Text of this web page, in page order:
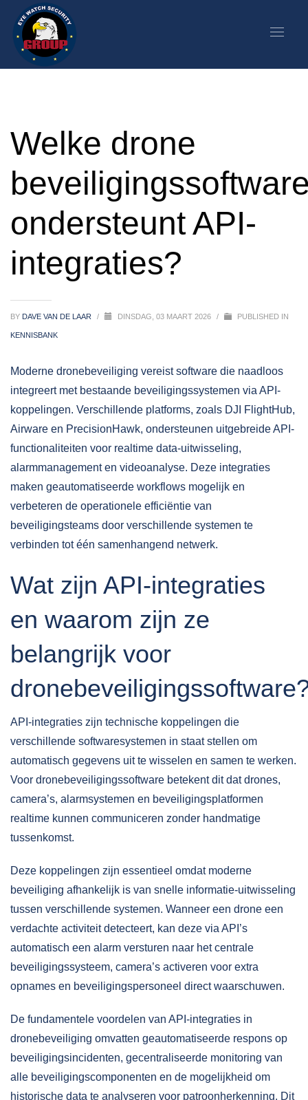
Welke drone
ondersteunt API-
integraties?
BY DAVE VAN DE LAAR / DINSDAG, 03 MAART 2026 / PUBLISHED IN
KENNISBANK
Moderne dronebeveiliging vereist software die naadloos
integreert met bestaande beveiligingssystemen via API-
koppelingen. Verschillende platforms, zoals DJI FlightHub,
Airware en PrecisionHawk, ondersteunen uitgebreide API-
functionaliteiten voor realtime data-uitwisseling,
alarmmanagement en videoanalyse. Deze integraties
maken geautomatiseerde workflows mogelijk en
verbeteren de operationele efficiëntie van
beveiligingsteams door verschillende systemen te
verbinden tot één samenhangend netwerk.
Wat zijn API-integraties
en waarom zijn ze
belangrijk voor
API-integraties zijn technische koppelingen die
verschillende softwaresystemen in staat stellen om
automatisch gegevens uit te wisselen en samen te werken.
Voor dronebeveiligingssoftware betekent dit dat drones,
camera’s, alarmsystemen en beveiligingsplatformen
realtime kunnen communiceren zonder handmatige
tussenkomst.
Deze koppelingen zijn essentieel omdat moderne
beveiliging afhankelijk is van snelle informatie-uitwisseling
tussen verschillende systemen. Wanneer een drone een
verdachte activiteit detecteert, kan deze via API’s
automatisch een alarm versturen naar het centrale
beveiligingssysteem, camera’s activeren voor extra
opnames en beveiligingspersoneel direct waarschuwen.
De fundamentele voordelen van API-integraties in
dronebeveiliging omvatten geautomatiseerde respons op
beveiligingsincidenten, gecentraliseerde monitoring van
alle beveiligingscomponenten en de mogelijkheid om
historische data te analyseren voor patroonherkenning. Dit